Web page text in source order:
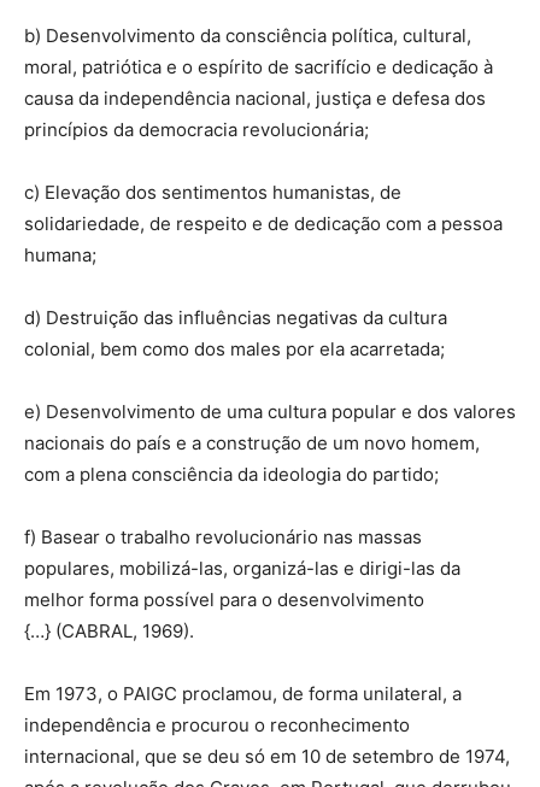
b) Desenvolvimento da consciência política, cultural,
moral, patriótica e o espírito de sacrifício e dedicação à
causa da independência nacional, justiça e defesa dos
princípios da democracia revolucionária;
c) Elevação dos sentimentos humanistas, de
solidariedade, de respeito e de dedicação com a pessoa
humana;
d) Destruição das influências negativas da cultura
colonial, bem como dos males por ela acarretada;
e) Desenvolvimento de uma cultura popular e dos valores
nacionais do país e a construção de um novo homem,
com a plena consciência da ideologia do partido;
f) Basear o trabalho revolucionário nas massas
populares, mobilizá-las, organizá-las e dirigi-las da
melhor forma possível para o desenvolvimento
{…} (CABRAL, 1969).
Em 1973, o PAIGC proclamou, de forma unilateral, a
independência e procurou o reconhecimento
internacional, que se deu só em 10 de setembro de 1974,